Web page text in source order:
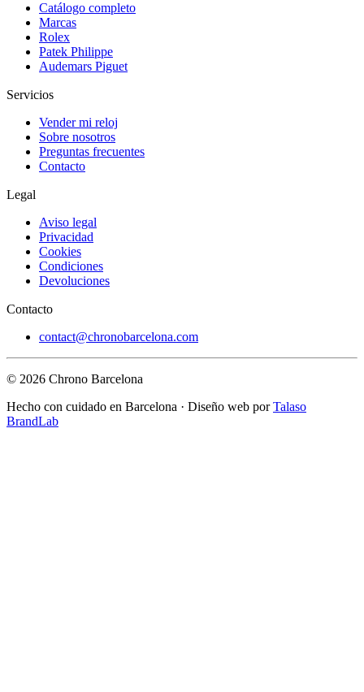
Catálogo completo
Marcas
Rolex
Patek Philippe
Audemars Piguet
Servicios
Vender mi reloj
Sobre nosotros
Preguntas frecuentes
Contacto
Legal
Aviso legal
Privacidad
Cookies
Condiciones
Devoluciones
Contacto
contact@chronobarcelona.com
© 2026 Chrono Barcelona
Hecho con cuidado en Barcelona · Diseño web porTalaso
BrandLab